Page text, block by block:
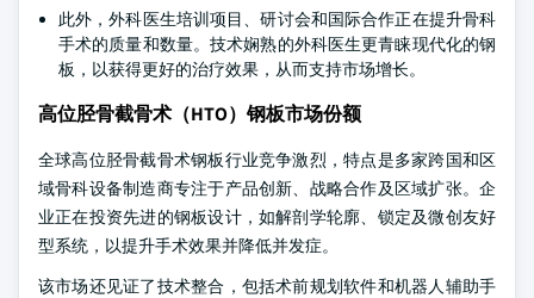
此外，外科医生培训项目、研讨会和国际合作正在提升骨科
手术的质量和数量。技术娴熟的外科医生更青睐现代化的钢
板，以获得更好的治疗效果，从而支持市场增长。
高位胫骨截骨术（HTO）钢板市场份额
全球高位胫骨截骨术钢板行业竞争激烈，特点是多家跨国和区
域骨科设备制造商专注于产品创新、战略合作及区域扩张。企
业正在投资先进的钢板设计，如解剖学轮廓、锁定及微创友好
型系统，以提升手术效果并降低并发症。
该市场还见证了技术整合，包括术前规划软件和机器人辅助手